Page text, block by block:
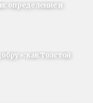
определение и
как Толстой